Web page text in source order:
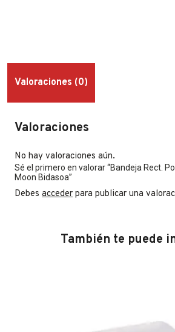
Valoraciones (0)
Valoraciones
No hay valoraciones aún.
Sé el primero en valorar “Bandeja Rect.
Moon Bidasoa”
Debes acceder para publicar una
También te puede